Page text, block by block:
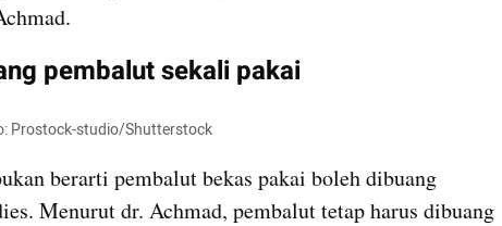
pembalut sekali pakai
Prostock-studio/Shutterstock
berarti pembalut bekas pakai boleh dibuang
Menurut dr. Achmad, pembalut tetap harus dibuang